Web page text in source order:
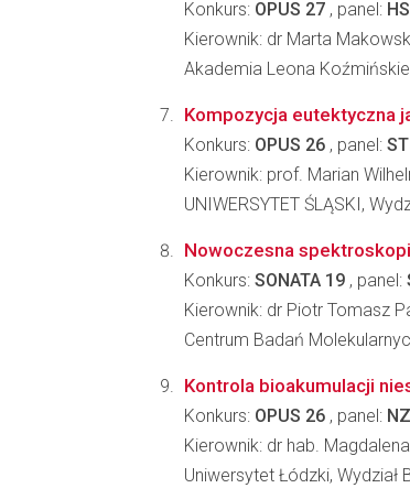
Konkurs: OPUS 27 , panel:
Kierownik: dr Marta
Akademia Leona
Kompozycja eutektyczna
Konkurs: OPUS 26 , panel:
Kierownik: prof. Marian
UNIWERSYTET ŚLĄSKI,
Nowoczesna
Konkurs: SONATA 19 , panel:
Kierownik: dr Piotr Tomasz
Centrum Badań
Kontrola bioakumulacji
Konkurs: OPUS 26 , panel:
Kierownik: dr hab.
Uniwersytet Łódzki,